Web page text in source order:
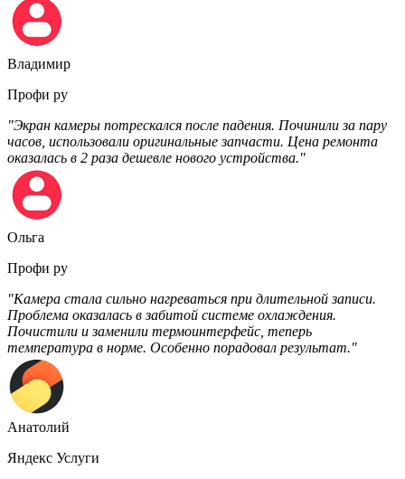
Владимир
Профи ру
"Экран камеры потрескался после падения. Починили за пару
часов, использовали оригинальные запчасти. Цена ремонта
оказалась в 2 раза дешевле нового устройства."
Ольга
Профи ру
"Камера стала сильно нагреваться при длительной записи.
Проблема оказалась в забитой системе охлаждения.
Почистили и заменили термоинтерфейс, теперь
температура в норме. Особенно порадовал результат."
Анатолий
Яндекс Услуги